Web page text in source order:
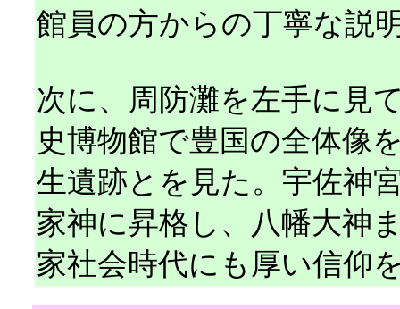
館員の方からの丁寧な説
次に、周防灘を左手に見
史博物館で豊国の全体像
生遺跡とを見た。宇佐神
家神に昇格し、八幡大神
家社会時代にも厚い信仰